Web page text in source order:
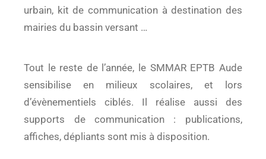
urbain, kit de communication à destination des
mairies du bassin versant …
Tout le reste de l’année, le SMMAR EPTB Aude
sensibilise en milieux scolaires, et lors
d’évènementiels ciblés. Il réalise aussi des
supports de communication : publications,
affiches, dépliants sont mis à disposition.